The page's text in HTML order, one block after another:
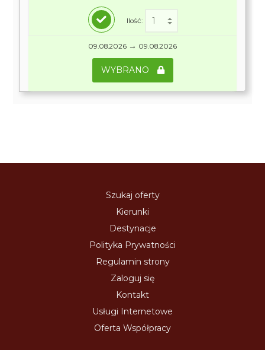
Ilość:
09.08.2026 → 09.08.2026
WYBRANO
Szukaj oferty
Kierunki
Destynacje
Polityka Prywatności
Regulamin strony
Zaloguj się
Kontakt
Usługi Internetowe
Oferta Współpracy